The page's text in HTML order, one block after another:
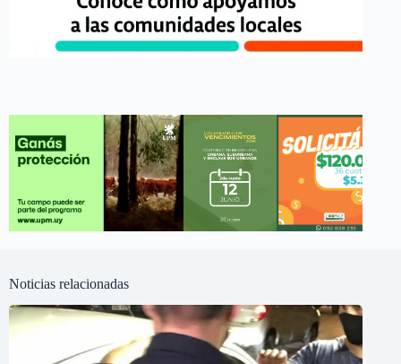
Noticias relacionadas